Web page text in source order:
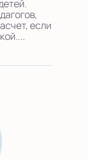
если